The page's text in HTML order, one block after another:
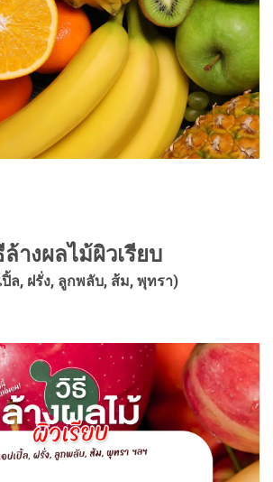
างผลไม้ผิวเรียบ
ปิ้ล, ฝรั่ง, ลูกพลับ, ส้ม, พุทรา)